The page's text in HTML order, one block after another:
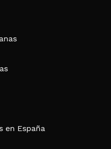
en España